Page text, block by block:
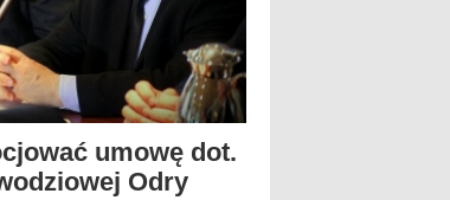
umowę dot.
Odry